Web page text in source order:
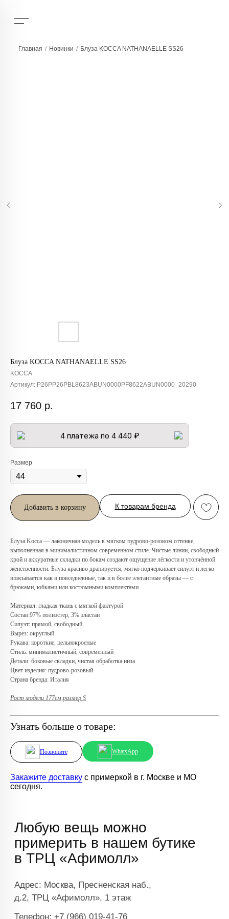
Главная / Новинки / Блуза KOCCA NATHANAELLE SS26
Блуза KOCCA NATHANAELLE SS26
KOCCA
Артикул: P26PP26PBL8623ABUN0000PF8622ABUN0000_20290
17 760 р.
4 платежа по 4 440 ₽
Размер
Добавить в корзину К товарам бренда
Блуза Kocca — лаконичная модель в мягком пудрово-розовом оттенке,
выполненная в минималистичном современном стиле. Чистые линии, свободный
крой и аккуратные складки по бокам создают ощущение лёгкости и утончённой
женственности. Блуза красиво драпируется, мягко подчёркивает силуэт и легко
вписывается как в повседневные, так и в более элегантные образы — с
брюками, юбками или костюмными комплектами.
Материал: гладкая ткань с мягкой фактурой
Состав:97% полиэстер, 3% эластан
Силуэт: прямой, свободный
Вырез: округлый
Рукава: короткие, цельнокроеные
Стиль: минималистичный, современный
Детали: боковые складки, чистая обработка низа
Цвет изделия: пудрово-розовый
Страна бренда: Италия
Рост модели 177см,размер S
Узнать больше о товаре:
Позвоните WhatsApp
Закажите доставку с примеркой в г. Москве и МО
сегодня.
Любую вещь можно
примерить в нашем бутике
в ТРЦ «Афимолл»
Адрес: Москва, Пресненская наб.,
д.2, ТРЦ «Афимолл», 1 этаж
Телефон: +7 (966) 019-41-76